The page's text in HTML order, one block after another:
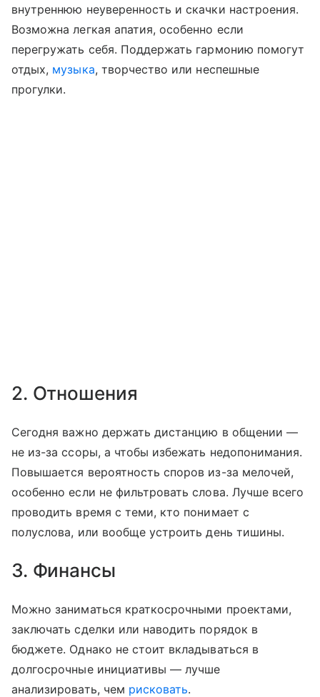
внутреннюю неуверенность и скачки настроения.
Возможна легкая апатия, особенно если
перегружать себя. Поддержать гармонию помогут
отдых, музыка, творчество или неспешные
прогулки.
2. Отношения
Сегодня важно держать дистанцию в общении —
не из-за ссоры, а чтобы избежать недопонимания.
Повышается вероятность споров из-за мелочей,
особенно если не фильтровать слова. Лучше всего
проводить время с теми, кто понимает с
полуслова, или вообще устроить день тишины.
3. Финансы
Можно заниматься краткосрочными проектами,
заключать сделки или наводить порядок в
бюджете. Однако не стоит вкладываться в
долгосрочные инициативы — лучше
анализировать, чем рисковать.